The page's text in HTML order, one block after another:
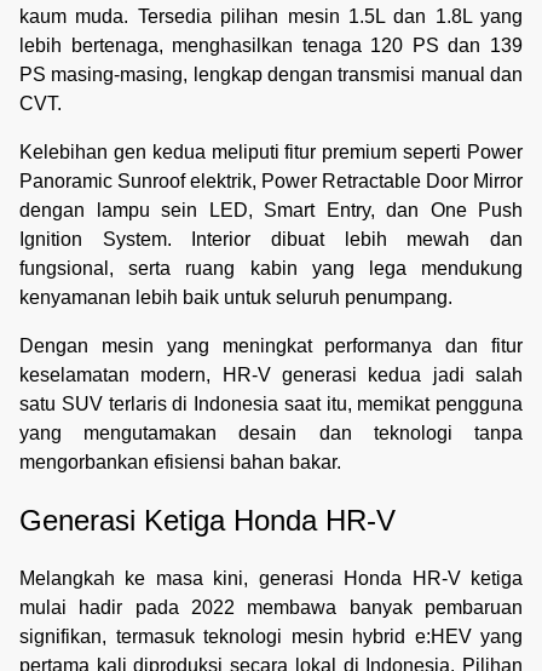
kaum muda. Tersedia pilihan mesin 1.5L dan 1.8L yang
lebih bertenaga, menghasilkan tenaga 120 PS dan 139
PS masing-masing, lengkap dengan transmisi manual dan
CVT.
Kelebihan gen kedua meliputi fitur premium seperti Power
Panoramic Sunroof elektrik, Power Retractable Door Mirror
dengan lampu sein LED, Smart Entry, dan One Push
Ignition System. Interior dibuat lebih mewah dan
fungsional, serta ruang kabin yang lega mendukung
kenyamanan lebih baik untuk seluruh penumpang.
Dengan mesin yang meningkat performanya dan fitur
keselamatan modern, HR-V generasi kedua jadi salah
satu SUV terlaris di Indonesia saat itu, memikat pengguna
yang mengutamakan desain dan teknologi tanpa
mengorbankan efisiensi bahan bakar.
Generasi Ketiga Honda HR-V
Melangkah ke masa kini, generasi Honda HR-V ketiga
mulai hadir pada 2022 membawa banyak pembaruan
signifikan, termasuk teknologi mesin hybrid e:HEV yang
pertama kali diproduksi secara lokal di Indonesia. Pilihan